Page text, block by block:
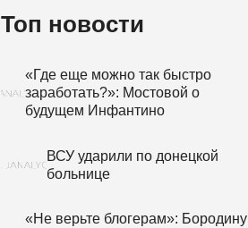
Топ новости
«Где еще можно так быстро
заработать?»: Мостовой о
будущем Инфантино
ВСУ ударили по донецкой
больнице
«Не верьте блогерам»: Бородину